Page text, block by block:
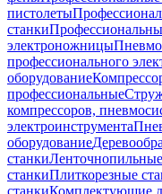
пистолеты
станки
электроножницы
профессионального
оборудование
профессиональные
компрессоров,
электроинструмента
оборудование
станки
станкиПлиткорезные
станкиКомплектующие